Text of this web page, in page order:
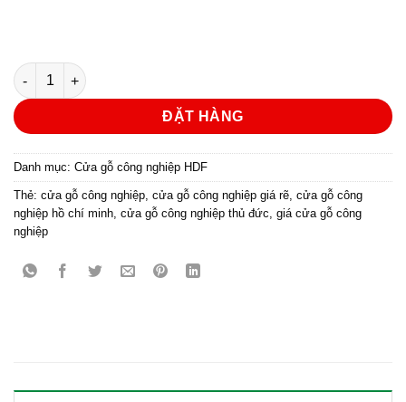
CỬA GỖ CÔNG NGHIỆP HDF KD.6A-C9 số lượng
ĐẶT HÀNG
Danh mục: Cửa gỗ công nghiệp HDF
Thẻ: cửa gỗ công nghiệp, cửa gỗ công nghiệp giá rẽ, cửa gỗ công
nghiệp hồ chí minh, cửa gỗ công nghiệp thủ đức, giá cửa gỗ công
nghiệp